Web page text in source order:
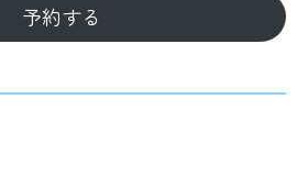
予約する